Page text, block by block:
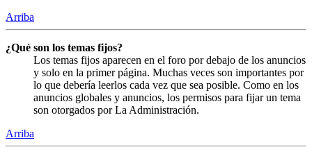
Arriba
¿Qué son los temas fijos?
Los temas fijos aparecen en el foro por debajo de los anuncios
y solo en la primer página. Muchas veces son importantes por
lo que debería leerlos cada vez que sea posible. Como en los
anuncios globales y anuncios, los permisos para fijar un tema
son otorgados por La Administración.
Arriba